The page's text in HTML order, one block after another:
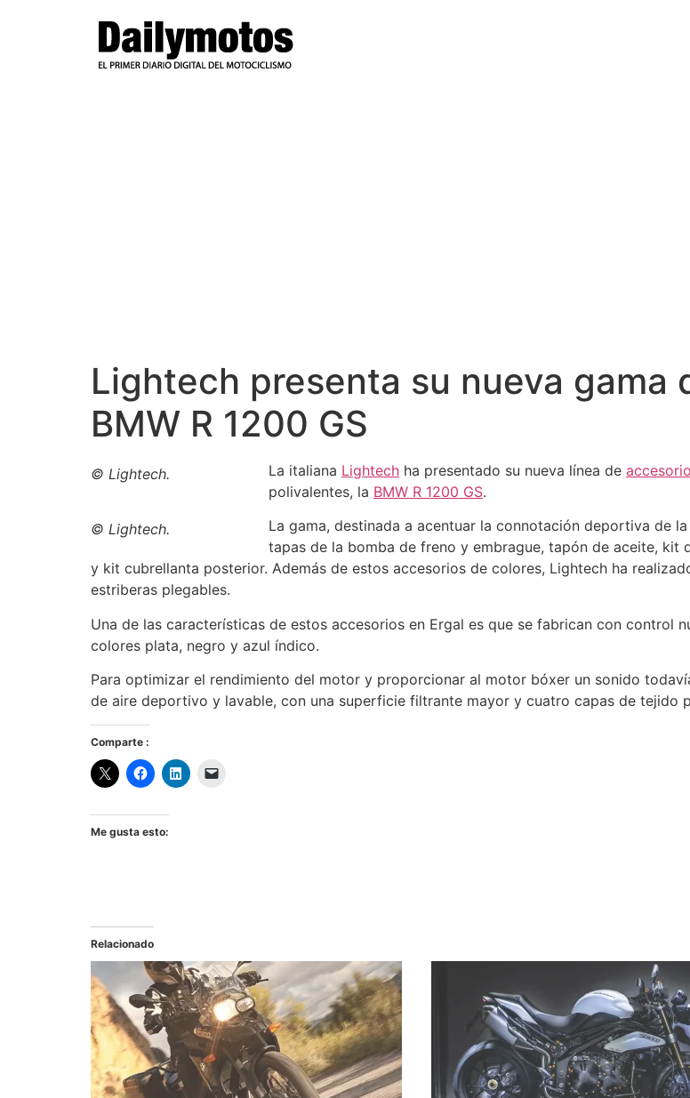
Lightech presenta su nueva gama
BMW R 1200 GS
© Lightech. La italiana Lightech ha presentado su nueva línea de
polivalentes, la BMW R 1200 GS.
© Lightech.
La gama, destinada a acentuar la connotación deportiva de
tapas de la bomba de freno y embrague, tapón de aceite,
y kit cubrellanta posterior. Además de estos accesorios de colores, Lightech ha
estriberas plegables.
Una de las características de estos accesorios en Ergal es que se fabrican con control
colores plata, negro y azul índico.
Para optimizar el rendimiento del motor y proporcionar al motor bóxer un sonido
de aire deportivo y lavable, con una superficie filtrante mayor y cuatro capas de tejido
Comparte :
Me gusta esto:
Relacionado